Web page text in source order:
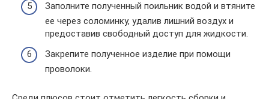
Заполните полученный поильник водой и втяните
ее через соломинку, удалив лишний воздух и
предоставив свободный доступ для жидкости.
Закрепите полученное изделие при помощи
проволоки.